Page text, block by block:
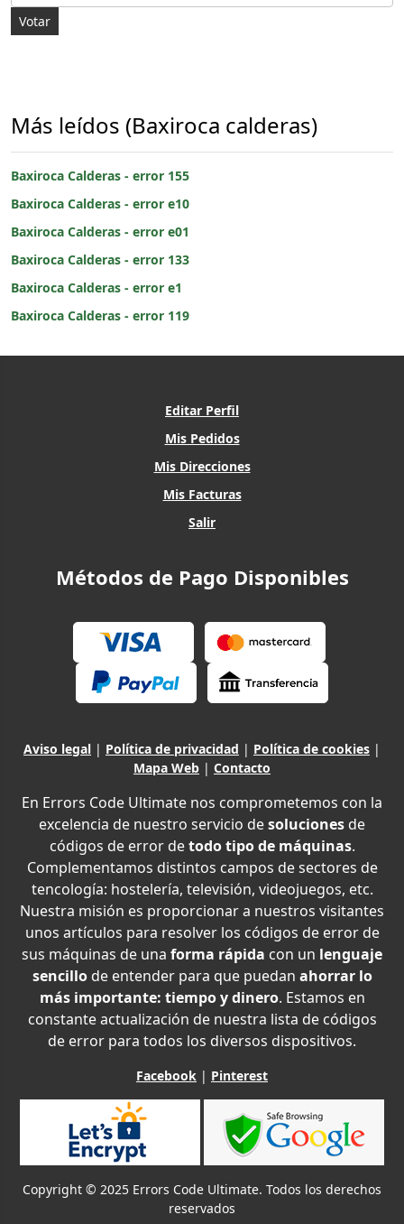
Más leídos (Baxiroca calderas)
Baxiroca Calderas - error 155
Baxiroca Calderas - error e10
Baxiroca Calderas - error e01
Baxiroca Calderas - error 133
Baxiroca Calderas - error e1
Baxiroca Calderas - error 119
Editar Perfil
Mis Pedidos
Mis Direcciones
Mis Facturas
Salir
Métodos de Pago Disponibles
Aviso legal | Política de privacidad | Política de cookies |
Mapa Web | Contacto
En Errors Code Ultimate nos comprometemos con la
excelencia de nuestro servicio desoluciones de
códigos de error detodo tipo de máquinas.
Complementamos distintos campos de sectores de
tencología: hostelería, televisión, videojuegos, etc.
Nuestra misión es proporcionar a nuestros visitantes
unos artículos para resolver los códigos de error de
sus máquinas de una forma rápida con un lenguaje
sencillode entender para que puedan ahorrar lo
más importante: tiempo y dinero. Estamos en
constante actualización de nuestra lista de códigos
de error para todos los diversos dispositivos.
Facebook | Pinterest
Copyright © 2025 Errors Code Ultimate. Todos los derechos
reservados